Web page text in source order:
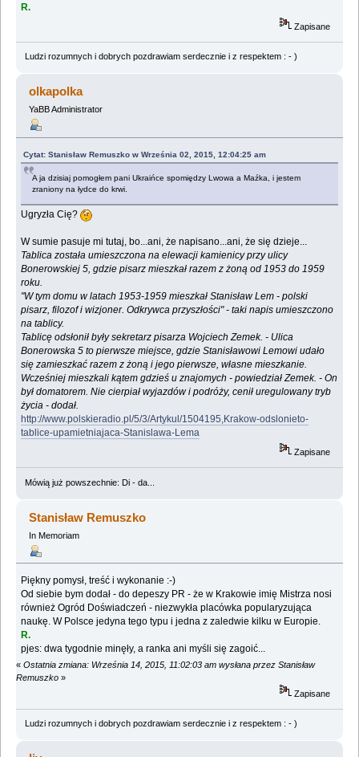
R.
Zapisane
Ludzi rozumnych i dobrych pozdrawiam serdecznie i z respektem : - )
olkapolka
YaBB Administrator
Cytat: Stanisław Remuszko w Września 02, 2015, 12:04:25 am
A ja dzisiaj pomogłem pani Ukraińce spomiędzy Lwowa a Maźka, i jestem
zraniony na łydce do krwi.
Ugryzła Cię?
W sumie pasuje mi tutaj, bo...ani, że napisano...ani, że się dzieje...
Tablica została umieszczona na elewacji kamienicy przy ulicy
Bonerowskiej 5, gdzie pisarz mieszkał razem z żoną od 1953 do 1959
roku.
"W tym domu w latach 1953-1959 mieszkał Stanisław Lem - polski
pisarz, filozof i wizjoner. Odkrywca przyszłości" - taki napis umieszczono
na tablicy.
Tablicę odsłonił były sekretarz pisarza Wojciech Zemek. - Ulica
Bonerowska 5 to pierwsze miejsce, gdzie Stanisławowi Lemowi udało
się zamieszkać razem z żoną i jego pierwsze, własne mieszkanie.
Wcześniej mieszkali kątem gdzieś u znajomych - powiedział Zemek. - On
był domatorem. Nie cierpiał wyjazdów i podróży, cenił uregulowany tryb
życia - dodał.
http://www.polskieradio.pl/5/3/Artykul/1504195,Krakow-odslonieto-
tablice-upamietniajaca-Stanislawa-Lema
Zapisane
Mówią już powszechnie: Di - da...
Stanisław Remuszko
In Memoriam
Piękny pomysł, treść i wykonanie :-)
Od siebie bym dodał - do depeszy PR - że w Krakowie imię Mistrza nosi
również Ogród Doświadczeń - niezwykła placówka popularyzująca
naukę. W Polsce jedyna tego typu i jedna z zaledwie kilku w Europie.
R.
pjes: dwa tygodnie minęły, a ranka ani myśli się zagoić...
« Ostatnia zmiana: Września 14, 2015, 11:02:03 am wysłana przez Stanisław
Remuszko »
Zapisane
Ludzi rozumnych i dobrych pozdrawiam serdecznie i z respektem : - )